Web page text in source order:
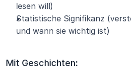
lesen will)
Statistische Signifikanz
und wann sie wichtig ist)
Mit Geschichten: